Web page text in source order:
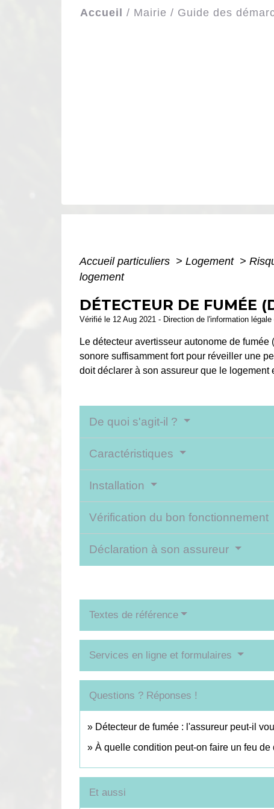
Accueil / Mairie / Guide des
Accueil particuliers > Logement >
logement
DÉTECTEUR DE FUMÉE
Vérifié le 12 Aug 2021 - Direction de l'information
Le détecteur avertisseur autonome de
sonore suffisamment fort pour réveiller une
doit déclarer à son assureur que le logement
De quoi s'agit-il ?
Caractéristiques
Installation
Vérification du bon fonctionnement
Déclaration à son assureur
Textes de référence
Services en ligne et formulaires
Questions ? Réponses !
Détecteur de fumée : l'assureur peut-il
À quelle condition peut-on faire un feu
Et aussi